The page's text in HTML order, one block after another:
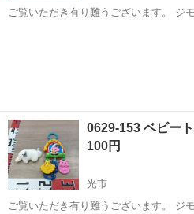
ご覧いただき有り難うございます。 ジモティーが連携して運営してい
0629-153 ベ
100円
光市
ご覧いただき有り難うございます。 ジモティーが連携して運営してい